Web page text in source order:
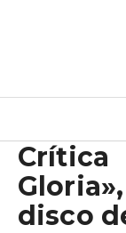
Crítica
disco